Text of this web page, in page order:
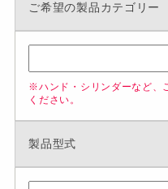
ご希望の製品カテゴリー
※ハンド・シリンダーなど、
ください。
製品型式